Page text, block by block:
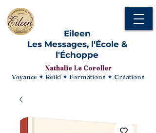
Eileen
Les Messages, l'École &
l'Échoppe
Nathalie Le Coroller
Voyance ✦ Reiki ✦ Formations ✦ Créations